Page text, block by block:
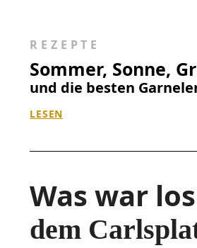
REZEPTE
Sommer, Sonne,
und die besten
LESEN
Was war
dem